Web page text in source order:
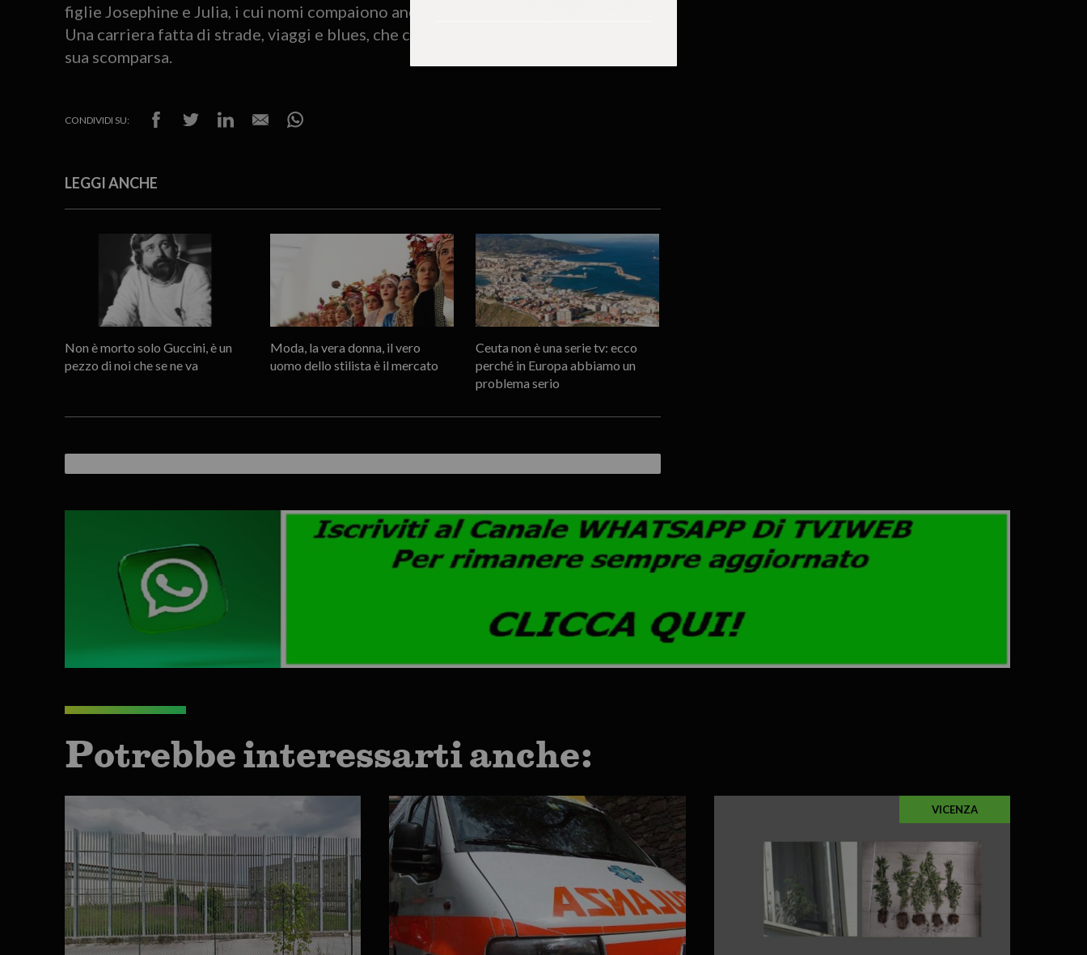
figlie Josephine e Julia, i cui nomi compaiono anche nel suo repertorio musicale.
Una carriera fatta di strade, viaggi e blues, che continuerà a risuonare ben oltre la
sua scomparsa.
CONDIVIDI SU:
LEGGI ANCHE
Non è morto solo Guccini, è un
pezzo di noi che se ne va
Moda, la vera donna, il vero
uomo dello stilista è il mercato
Ceuta non è una serie tv: ecco
perché in Europa abbiamo un
problema serio
Potrebbe interessarti anche:
VICENZA